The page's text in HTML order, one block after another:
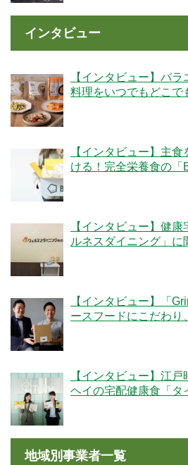
インタビュー
【インタビュー】バ
料理をいつでもどこで
【インタビュー】主
ける！完全栄養食の「
【インタビュー】健
ルネスダイニング」に
【インタビュー】「
ースフードにこだわり
【インタビュー】江
ヘイの宅配健康食「タ
地域別事業者一覧